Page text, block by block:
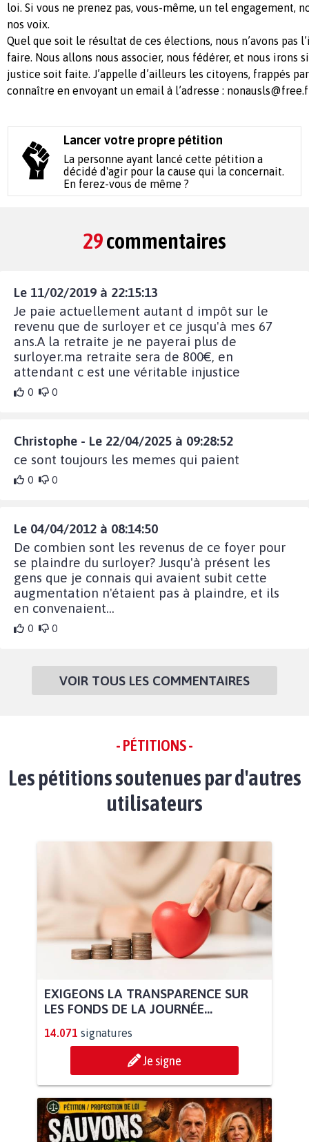
loi. Si vous ne prenez pas, vous-même, un tel engagement,
nos voix.
Quel que soit le résultat de ces élections, nous n’avons pas
faire. Nous allons nous associer, nous fédérer, et nous irons
justice soit faite. J’appelle d’ailleurs les citoyens, frappés
connaître en envoyant un email à l’adresse :
Lancer votre propre pétition
La personne ayant lancé cette pétition a
décidé d'agir pour la cause qui la concernait.
En ferez-vous de même ?
29commentaires
Le 11/02/2019 à 22:15:13
Je paie actuellement autant d impôt sur le
revenu que de surloyer et ce jusqu'à mes 67
ans.A la retraite je ne payerai plus de
surloyer.ma retraite sera de 800€, en
attendant c est une véritable injustice
0 0
Christophe - Le 22/04/2025 à 09:28:52
ce sont toujours les memes qui paient
0 0
Le 04/04/2012 à 08:14:50
De combien sont les revenus de ce foyer pour
se plaindre du surloyer? Jusqu'à présent les
gens que je connais qui avaient subit cette
augmentation n'étaient pas à plaindre, et ils
en convenaient...
0 0
VOIR TOUS LES COMMENTAIRES
- PÉTITIONS -
Les pétitions soutenues par d'autres
utilisateurs
EXIGEONS LA TRANSPARENCE SUR
LES FONDS DE LA JOURNÉE...
14.071 signatures
Je signe